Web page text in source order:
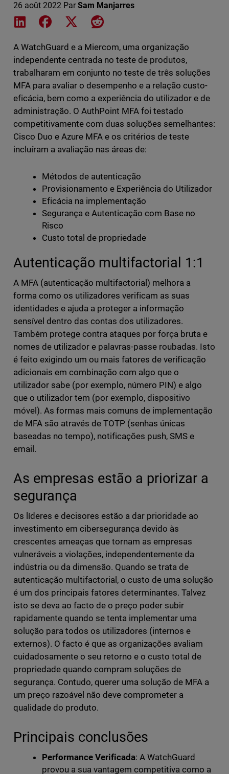
26 août 2022 Par Sam Manjarres
Share on LinkedIn
Share on Facebook
Share on XShare on Reddit
A WatchGuard e a Miercom, uma organização
independente centrada no teste de produtos,
trabalharam em conjunto no teste de três soluções
MFA para avaliar o desempenho e a relação custo-
eficácia, bem como a experiência do utilizador e de
administração. O AuthPoint MFA foi testado
competitivamente com duas soluções semelhantes:
Cisco Duo e Azure MFA e os critérios de teste
incluíram a avaliação nas áreas de:
Métodos de autenticação
Provisionamento e Experiência do Utilizador
Eficácia na implementação
Segurança e Autenticação com Base no
Risco
Custo total de propriedade
Autenticação multifactorial 1:1
A MFA (autenticação multifactorial) melhora a
forma como os utilizadores verificam as suas
identidades e ajuda a proteger a informação
sensível dentro das contas dos utilizadores.
Também protege contra ataques por força bruta e
nomes de utilizador e palavras-passe roubadas. Isto
é feito exigindo um ou mais fatores de verificação
adicionais em combinação com algo que o
utilizador sabe (por exemplo, número PIN) e algo
que o utilizador tem (por exemplo, dispositivo
móvel). As formas mais comuns de implementação
de MFA são através de TOTP (senhas únicas
baseadas no tempo), notificações push, SMS e
email.
As empresas estão a priorizar a
segurança
Os líderes e decisores estão a dar prioridade ao
investimento em cibersegurança devido às
crescentes ameaças que tornam as empresas
vulneráveis a violações, independentemente da
indústria ou da dimensão. Quando se trata de
autenticação multifactorial, o custo de uma solução
é um dos principais fatores determinantes. Talvez
isto se deva ao facto de o preço poder subir
rapidamente quando se tenta implementar uma
solução para todos os utilizadores (internos e
externos). O facto é que as organizações avaliam
cuidadosamente o seu retorno e o custo total de
propriedade quando compram soluções de
segurança. Contudo, querer uma solução de MFA a
um preço razoável não deve comprometer a
qualidade do produto.
Principais conclusões
Performance Verificada: A WatchGuard
provou a sua vantagem competitiva como a